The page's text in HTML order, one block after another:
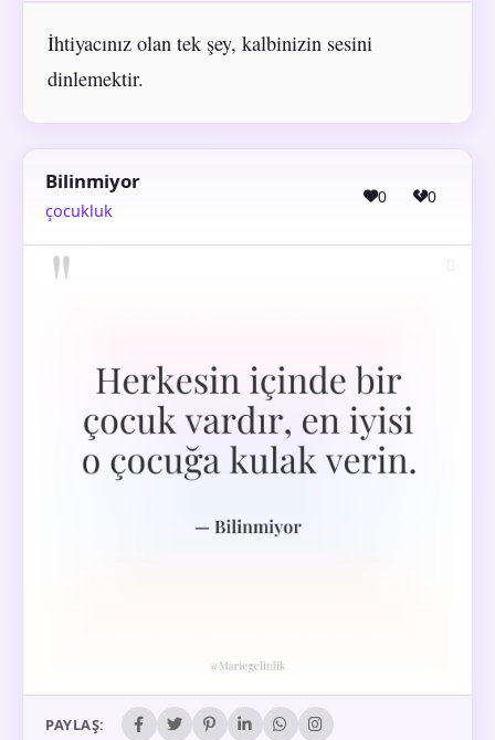
İhtiyacınız olan tek şey, kalbinizin sesini
dinlemektir.
Bilinmiyor
çocukluk
0 0
PAYLAŞ: